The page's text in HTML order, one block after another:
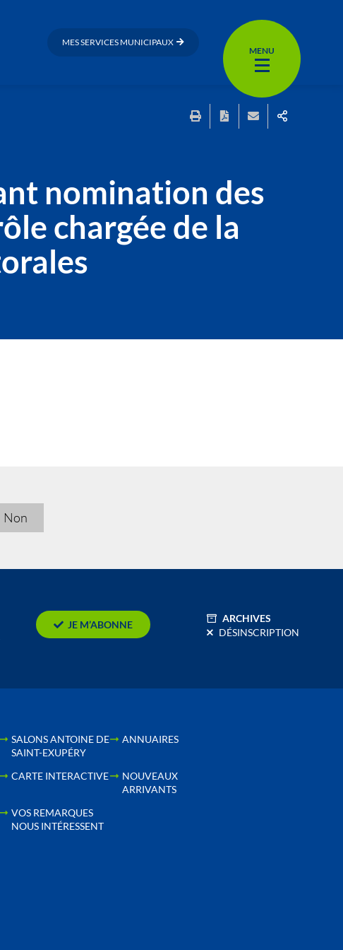
MES SERVICES MUNICIPAUX
MENU
nomination des
chargée de la
Non
JE M’ABONNE
ARCHIVES
DÉSINSCRIPTION
SALONS ANTOINE DE
SAINT-EXUPÉRY
ANNUAIRES
CARTE INTERACTIVE
NOUVEAUX
ARRIVANTS
VOS REMARQUES
NOUS INTÉRESSENT